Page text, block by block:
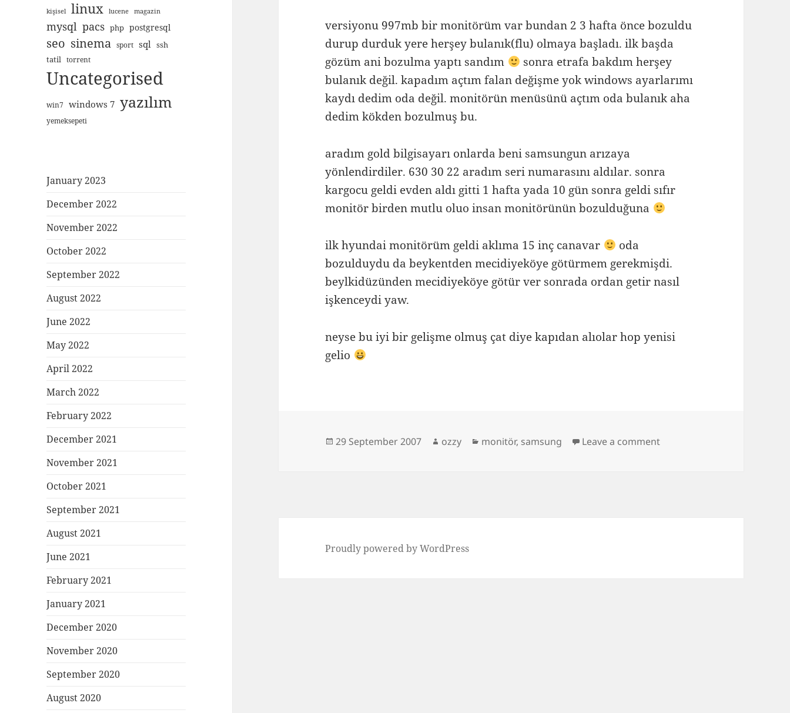
kişisel linux lucene magazin
mysql pacs php postgresql
seo sinema sport sql ssh
tatil torrent
Uncategorised
win7 windows 7 yazılım
yemeksepeti
January 2023
December 2022
November 2022
October 2022
September 2022
August 2022
June 2022
May 2022
April 2022
March 2022
February 2022
December 2021
November 2021
October 2021
September 2021
August 2021
June 2021
February 2021
January 2021
December 2020
November 2020
September 2020
August 2020
versiyonu 997mb bir monitörüm var bundan 2 3 hafta önce bozuldu
durup durduk yere herşey bulanık(flu) olmaya başladı. ilk başda
gözüm ani bozulma yaptı sandım
sonra etrafa bakdım herşey
bulanık değil. kapadım açtım falan değişme yok windows ayarlarımı
kaydı dedim oda değil. monitörün menüsünü açtım oda bulanık aha
dedim kökden bozulmuş bu.
aradım gold bilgisayarı onlarda beni samsungun arızaya
yönlendirdiler. 630 30 22 aradım seri numarasını aldılar. sonra
kargocu geldi evden aldı gitti 1 hafta yada 10 gün sonra geldi sıfır
monitör birden mutlu oluo insan monitörünün bozulduğuna
ilk hyundai monitörüm geldi aklıma 15 inç canavar
oda
bozulduydu da beykentden mecidiyeköye götürmem gerekmişdi.
beylkidüzünden mecidiyeköye götür ver sonrada ordan getir nasıl
işkenceydi yaw.
neyse bu iyi bir gelişme olmuş çat diye kapıdan alıolar hop yenisi
gelio
Posted
29 September 2007 Author
ozzy Categories
monitör, samsung Leave a commenton samsung syncmaster
Proudly powered by WordPress